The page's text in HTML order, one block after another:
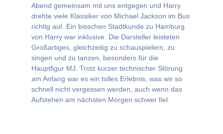
Abend gemeinsam mit uns entgegen und Harry
drehte viele Klassiker von Michael Jackson im Bus
richtig auf. Ein bisschen Stadtkunde zu Hamburg
von Harry war inklusive. Die Darsteller leisteten
Großartiges, gleichzeitig zu schauspielern, zu
singen und zu tanzen, besonders für die
Hauptfigur MJ. Trotz kurzer technischer Störung
am Anfang war es ein tolles Erlebnis, was wir so
schnell nicht vergessen werden, auch wenn das
Aufstehen am nächsten Morgen schwer fiel.